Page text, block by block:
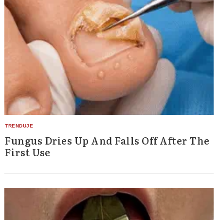
Fungus Dries Up And Falls Off After The
First Use